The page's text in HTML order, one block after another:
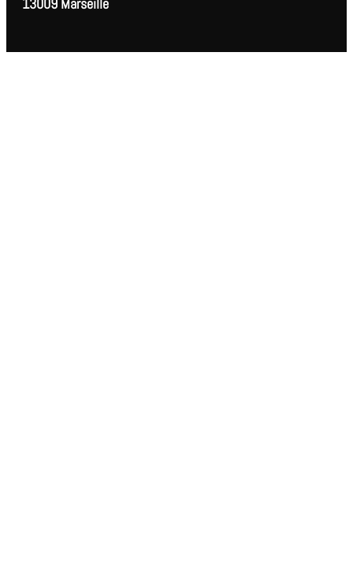
13009 Marseille